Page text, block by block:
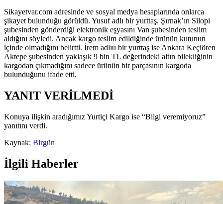
Sikayetvar.com adresinde ve sosyal medya hesaplarında onlarca
şikayet bulunduğu görüldü. Yusuf adlı bir yurttaş, Şırnak’ın Silopi
şubesinden gönderdiği elektronik eşyasını Van şubesinden teslim
aldığını söyledi. Ancak kargo teslim edildiğinde ürünün kutunun
içinde olmadığını belirtti. İrem adlıu bir yurttaş ise Ankara Keçiören
Aktepe şubesinden yaklaşık 9 bin TL değerindeki altın bilekliğinin
kargodan çıkmadığını sadece ürünün bir parçasının kargoda
bulunduğunu ifade etti.
YANIT VERİLMEDİ
Konuya ilişkin aradığımız Yurtiçi Kargo ise “Bilgi veremiyoruz”
yanıtını verdi.
Kaynak: Birgün
İlgili Haberler